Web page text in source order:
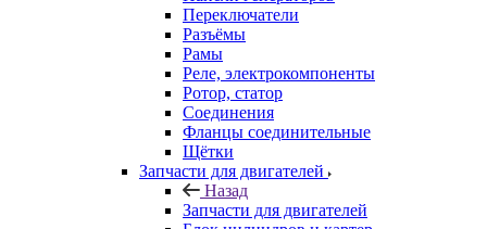
Переключатели
Разъёмы
Рамы
Реле, электрокомпоненты
Ротор, статор
Соединения
Фланцы соединительные
Щётки
Запчасти для двигателей
Назад
Запчасти для двигателей